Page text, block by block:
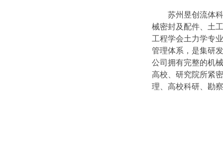
苏州昱创流体科
械密封及配件、土
工程学会土力学专
管理体系，是集研
公司拥有完整的机
高校、研究院所紧
理、高校科研、勘